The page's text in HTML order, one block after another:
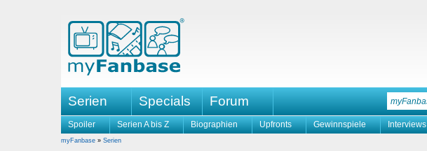
Serien Specials Forum
Spoiler Serien A bis Z Biographien Upfronts Gewinnspiele Interviews
myFanbase » Serien